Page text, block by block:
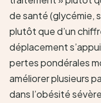
de santé (glycémie,
plutôt que d’un
déplacement
pertes pondérales
améliorer plusieurs
dans l’obésité